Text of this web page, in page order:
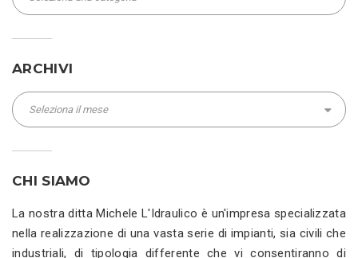
ARCHIVI
Archivi
CHI SIAMO
La nostra ditta Michele L'Idraulico è un'impresa specializzata
nella realizzazione di una vasta serie di impianti, sia civili che
industriali, di tipologia differente che vi consentiranno di